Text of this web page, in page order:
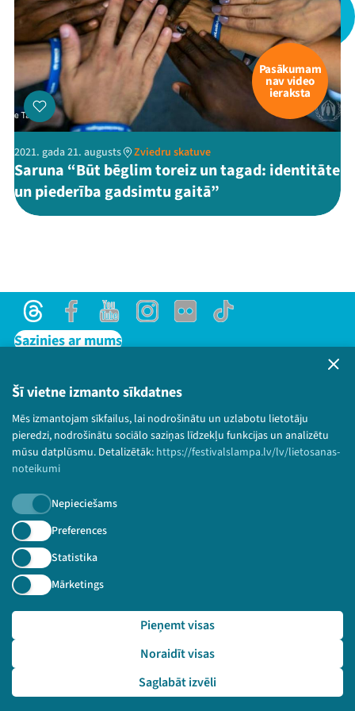
Šī vietne izmanto sīkdatnes
Mēs izmantojam sīkfailus, lai nodrošinātu un uzlabotu lietotāju
pieredzi, nodrošinātu sociālo saziņas līdzekļu funkcijas un analizētu
mūsu datplūsmu. Detalizētāk: https://festivalslampa.lv/lv/lietosanas-
noteikumi
Nepieciešams
Preferences
Statistika
Mārketings
Saglabāt izvēli
Noraidīt visas
Pieņemt visas
ThreadsFacebookYoutube Instagram
Flick TikTok
Pasākumam
nav video
ieraksta
2021. gada 21. augusts Zviedru skatuve
Saruna “Būt bēglim toreiz un tagad: identitāte
un piederība gadsimtu gaitā”
ThreadsFacebookYoutubeInstagram
Flick TikTok
Sazinies ar mums
Lietošanas noteikumi un sīkdatņu politika
Bērnu aizsardzības politika
© 2026 Sarunu festivāls LAMPA Visas tiesības
paturētas.
Piesakies jaunumiem!
Nepalaid garām aktuālāko informāciju!
Pieteikties
🔗 https://festivalslampa.lv/lv/dalibnieki/3964